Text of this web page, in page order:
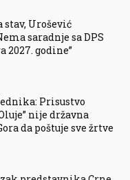
stav, Urošević
saradnje sa DPS
2027. godine”
Prisustvo
nije državna
da poštuje sve žrtve